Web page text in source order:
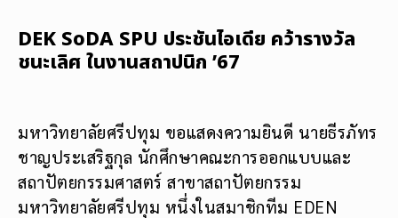
DEK SoDA SPU ประชันไอเดีย คว้ารางวัล
ชนะเลิศ ในงานสถาปนิก ’67
มหาวิทยาลัยศรีปทุม ขอแสดงความยินดี นายธีรภัทร
ชาญประเสริฐกุล นักศึกษาคณะการออกแบบและ
สถาปัตยกรรมศาสตร์ สาขาสถาปัตยกรรม
มหาวิทยาลัยศรีปทุม หนึ่งในสมาชิกทีม EDEN